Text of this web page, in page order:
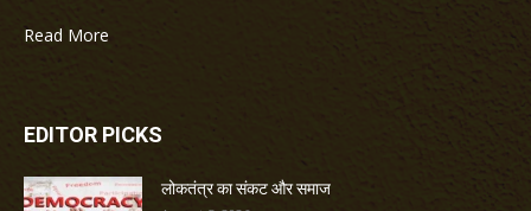
Read More
EDITOR PICKS
लोकतंत्र का संकट और समाज